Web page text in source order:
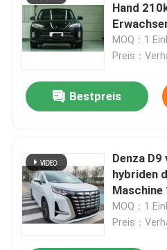
Startseite
Über uns
Fabrik Tour
Hand
MOQ：1
Preis：
Bestpreis
Denza
hybriden
Maschine
des
MOQ：1
Preis：